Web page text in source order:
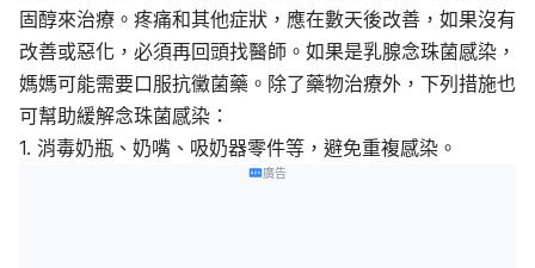
固醇來治療。疼痛和其他症狀，應在數天後改善，如果沒有
改善或惡化，必須再回頭找醫師。如果是乳腺念珠菌感染，
媽媽可能需要口服抗黴菌藥。除了藥物治療外，下列措施也
可幫助緩解念珠菌感染：
1. 消毒奶瓶 、 奶嘴 、 吸奶器零件等，避免重複感染。
廣告